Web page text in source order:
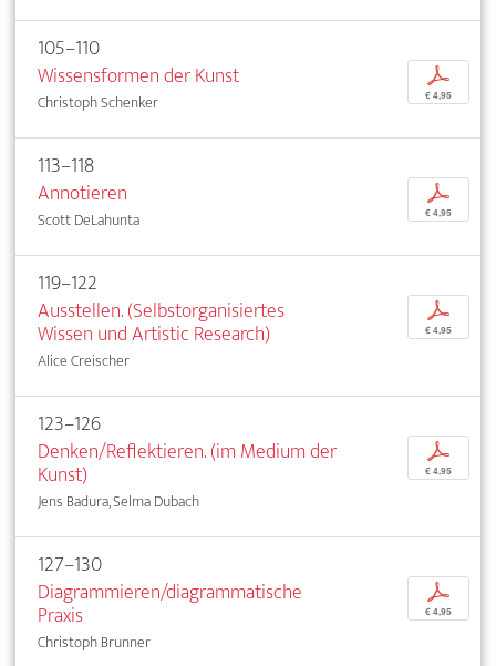
105–110
Wissensformen der Kunst
Christoph Schenker
p
€ 4,95
113–118
Annotieren
Scott DeLahunta
p
€ 4,95
119–122
Ausstellen. (Selbstorganisiertes
Wissen und Artistic Research)
Alice Creischer
p
€ 4,95
123–126
Denken/Reflektieren. (im Medium der
Kunst)
Jens Badura, Selma Dubach
p
€ 4,95
127–130
Diagrammieren/diagrammatische
Praxis
Christoph Brunner
p
€ 4,95